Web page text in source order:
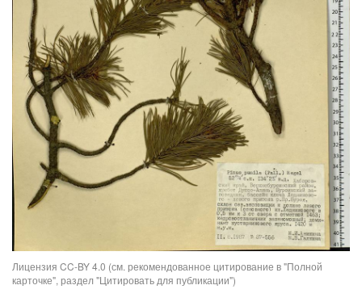
Лицензия CC-BY 4.0 (см. рекомендованное цитирование в "Полной
карточке", раздел "Цитировать для публикации")